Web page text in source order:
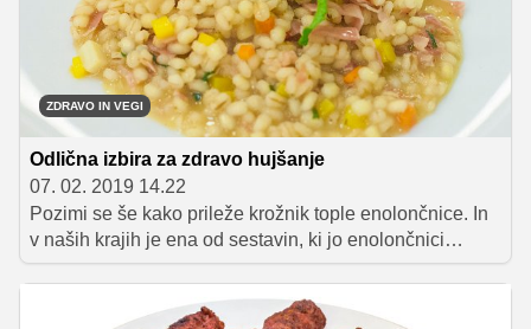
ZDRAVO IN VEGI
Odlična izbira za zdravo hujšanje
07. 02. 2019 14.22
Pozimi se še kako prileže krožnik tople enolončnice. In
v naših krajih je ena od sestavin, ki jo enolončnici
pogosto dodamo, ješprenj. Ričet z ješprenom pravimo
danes pogosto na mizi. Ješprenj je oluščen ječmen in